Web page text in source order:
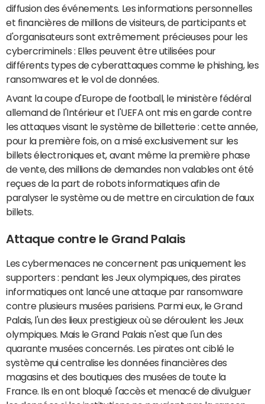
diffusion des événements. Les informations personnelles
et financières de millions de visiteurs, de participants et
d'organisateurs sont extrêmement précieuses pour les
cybercriminels : Elles peuvent être utilisées pour
différents types de cyberattaques comme le phishing, les
ransomwares et le vol de données.
Avant la coupe d'Europe de football, le ministère fédéral
allemand de l'Intérieur et l'UEFA ont mis en garde contre
les attaques visant le système de billetterie : cette année,
pour la première fois, on a misé exclusivement sur les
billets électroniques et, avant même la première phase
de vente, des millions de demandes non valables ont été
reçues de la part de robots informatiques afin de
paralyser le système ou de mettre en circulation de faux
billets.
Attaque contre le Grand Palais
Les cybermenaces ne concernent pas uniquement les
supporters : pendant les Jeux olympiques, des pirates
informatiques ont lancé une attaque par ransomware
contre plusieurs musées parisiens. Parmi eux, le Grand
Palais, l'un des lieux prestigieux où se déroulent les Jeux
olympiques. Mais le Grand Palais n'est que l'un des
quarante musées concernés. Les pirates ont ciblé le
système qui centralise les données financières des
magasins et des boutiques des musées de toute la
France. Ils en ont bloqué l'accès et menacé de divulguer